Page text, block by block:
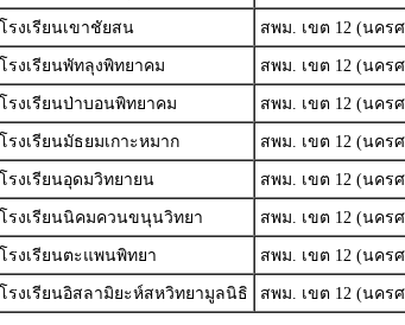
โรงเรียนเขาชัยสน สพม. เขต 12 (นคร
โรงเรียนพัทลุงพิทยาคม สพม. เขต 12 (นคร
โรงเรียนป่าบอนพิทยาคม สพม. เขต 12 (นคร
โรงเรียนมัธยมเกาะหมาก สพม. เขต 12 (นคร
โรงเรียนอุดมวิทยายน สพม. เขต 12 (นคร
โรงเรียนนิคมควนขนุนวิทยา สพม. เขต 12 (นคร
โรงเรียนตะแพนพิทยา สพม. เขต 12 (นคร
โรงเรียนอิสลามิยะห์สหวิทยามูลนิธิ สพม. เขต 12 (นคร